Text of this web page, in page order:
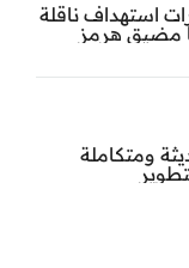
استهداف ناقلة
مضيق هرمز
ومتكاملة